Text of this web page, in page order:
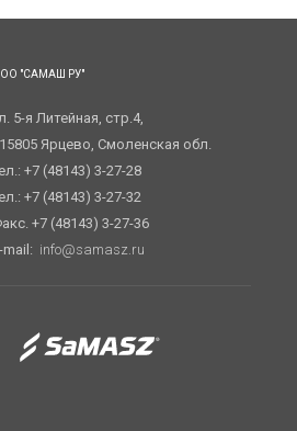
"САМАШ РУ"
5-я Литейная, стр.4,
Ярцево, Смоленская обл.
+7 (48143) 3-27-28
+7 (48143) 3-27-32
+7 (48143) 3-27-36
mail: info@samasz.ru